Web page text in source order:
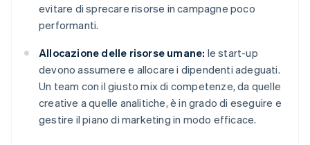
evitare di sprecare risorse in campagne poco
performanti.
Allocazione delle risorse umane: le start-up
devono assumere e allocare i dipendenti adeguati.
Un team con il giusto mix di competenze, da quelle
creative a quelle analitiche, è in grado di eseguire e
gestire il piano di marketing in modo efficace.